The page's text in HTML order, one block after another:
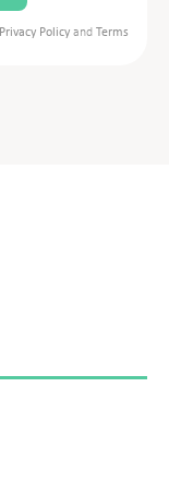
Privacy Policy and Terms